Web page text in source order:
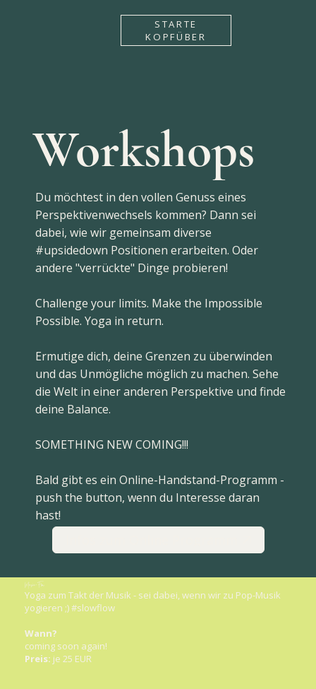
STARTE
KOPFÜBER
Music-Flow
Yoga zum Takt der Musik - sei dabei, wenn wir zu Pop-Musik
yogieren ;) #slowflow
Wann?
coming soon again!
Preis: je 25 EUR
Workshops
Du möchtest in den vollen Genuss eines
Perspektivenwechsels kommen? Dann sei
dabei, wie wir gemeinsam diverse
#upsidedown Positionen erarbeiten. Oder
andere "verrückte" Dinge probieren!
Challenge your limits. Make the Impossible
Possible. Yoga in return.
Ermutige dich, deine Grenzen zu überwinden
und das Unmögliche möglich zu machen. Sehe
die Welt in einer anderen Perspektive und finde
deine Balance.
SOMETHING NEW COMING!!!
Bald gibt es ein Online-Handstand-Programm -
push the button, wenn du Interesse daran
hast!